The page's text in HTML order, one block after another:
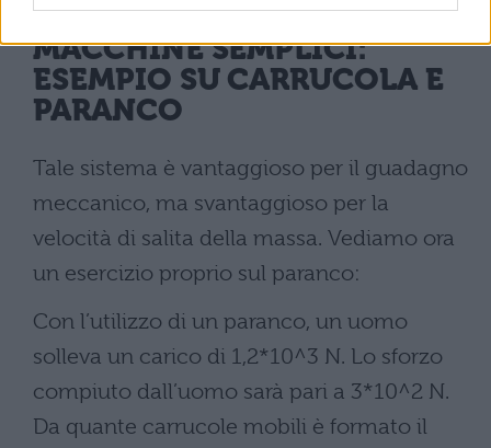
MACCHINE SEMPLICI:
ESEMPIO SU CARRUCOLA E
PARANCO
Tale sistema è vantaggioso per il guadagno
meccanico, ma svantaggioso per la
velocità di salita della massa. Vediamo ora
un esercizio proprio sul paranco:
Con l’utilizzo di un paranco, un uomo
solleva un carico di 1,2*10^3 N. Lo sforzo
compiuto dall’uomo sarà pari a 3*10^2 N.
Da quante carrucole mobili è formato il